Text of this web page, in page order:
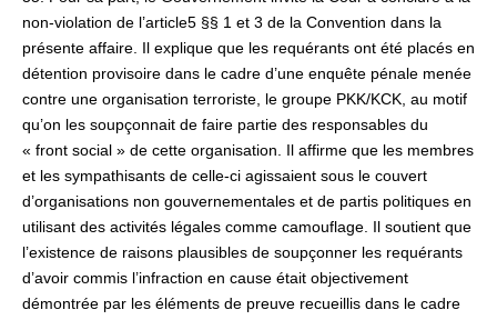
non-violation de l’article5 §§ 1 et 3 de la Convention dans la
présente affaire. Il explique que les requérants ont été placés en
détention provisoire dans le cadre d’une enquête pénale menée
contre une organisation terroriste, le groupe PKK/KCK, au motif
qu’on les soupçonnait de faire partie des responsables du
« front social » de cette organisation. Il affirme que les membres
et les sympathisants de celle-ci agissaient sous le couvert
d’organisations non gouvernementales et de partis politiques en
utilisant des activités légales comme camouflage. Il soutient que
l’existence de raisons plausibles de soupçonner les requérants
d’avoir commis l’infraction en cause était objectivement
démontrée par les éléments de preuve recueillis dans le cadre